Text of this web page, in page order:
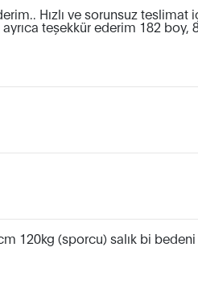
Hızlı ve sorunsuz teslimat
ayrıca teşekkür ederim 182
120kg (sporcu) salık bi bedeni